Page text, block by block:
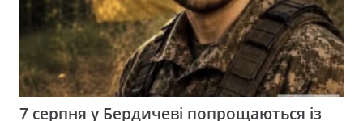
7 серпня у Бердичеві попрощаються із